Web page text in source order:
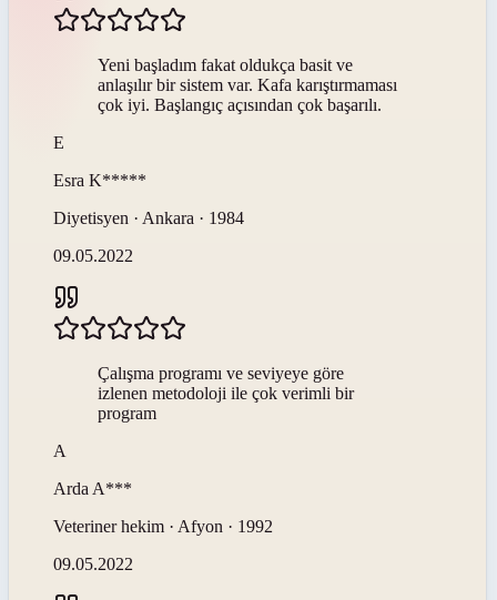
Yeni başladım fakat oldukça basit ve
anlaşılır bir sistem var. Kafa karıştırmaması
çok iyi. Başlangıç açısından çok başarılı.
E
Esra K*****
Diyetisyen · Ankara · 1984
09.05.2022
Çalışma programı ve seviyeye göre
izlenen metodoloji ile çok verimli bir
program
A
Arda A***
Veteriner hekim · Afyon · 1992
09.05.2022